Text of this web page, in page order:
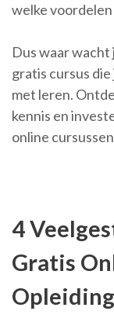
welke
Dus waar wacht
gratis cursus
met leren.
kennis en
online
4
Gratis